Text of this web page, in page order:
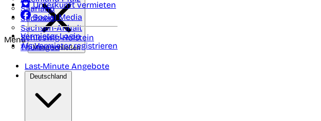
Saarland
Sachsen
Sachsen-Anhalt
Schleswig-Holstein
Thüringen
Unterkunft vermieten
Social Media
Vermieter-Login
Als Vermieter registrieren
Menü
Menü schließen
Last-Minute Angebote
Deutschland